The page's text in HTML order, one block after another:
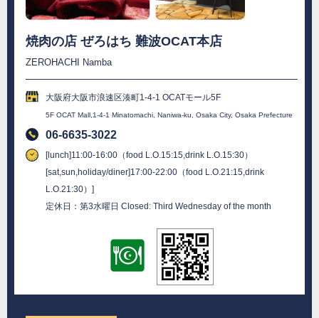
焼肉の店 ぜろはち 難波OCAT本店
ZEROHACHI Namba
大阪府大阪市浪速区湊町1-4-1 OCATモール5F
5F OCAT Mall,1-4-1 Minatomachi, Naniwa-ku, Osaka City, Osaka Prefecture
06-6635-3022
[lunch]11:00-16:00（food L.O.15:15,drink L.O.15:30）
[sat,sun,holiday/diner]17:00-22:00（food L.O.21:15,drink
L.O.21:30）]
定休日：第3水曜日 Closed: Third Wednesday of the month